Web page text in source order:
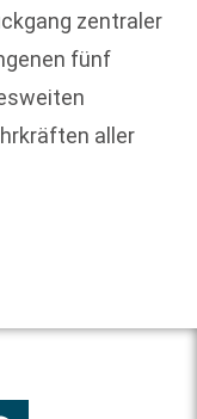
zentraler
fünf
aller